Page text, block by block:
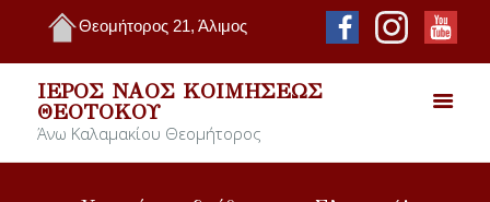
Θεομήτορος 21, Άλιμος
ΙΕΡΌΣ ΝΑΌΣ ΚΟΙΜΉΣΕΩΣ
ΘΕΟΤΌΚΟΥ
Άνω Καλαμακίου Θεομήτορος